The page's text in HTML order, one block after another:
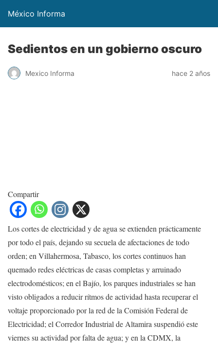
México Informa
Sedientos en un gobierno oscuro
Mexico Informa hace 2 años
Compartir
Los cortes de electricidad y de agua se extienden prácticamente
por todo el país, dejando su secuela de afectaciones de todo
orden; en Villahermosa, Tabasco, los cortes continuos han
quemado redes eléctricas de casas completas y arruinado
electrodomésticos; en el Bajío, los parques industriales se han
visto obligados a reducir rítmos de actividad hasta recuperar el
voltaje proporcionado por la red de la Comisión Federal de
Electricidad; el Corredor Industrial de Altamira suspendió este
viernes su actividad por falta de agua; y en la CDMX, la